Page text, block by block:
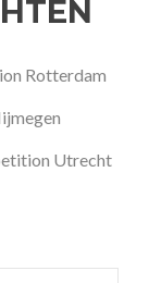
Rotterdam
Utrecht